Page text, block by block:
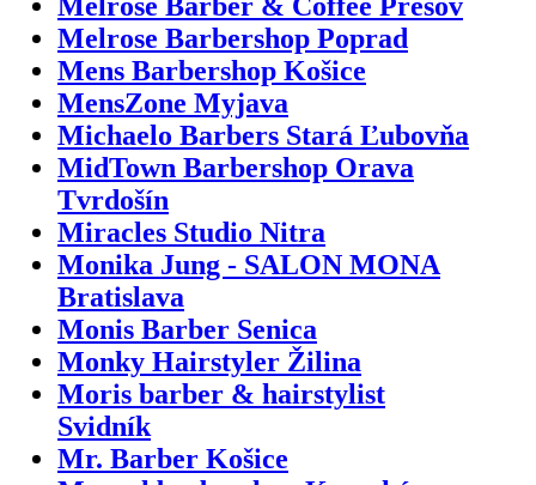
Melrose Barbershop Poprad
Mens Barbershop Košice
MensZone Myjava
Michaelo Barbers Stará Ľubovňa
MidTown Barbershop Orava
Tvrdošín
Miracles Studio Nitra
Monika Jung - SALON MONA
Bratislava
Monis Barber Senica
Monky Hairstyler Žilina
Moris barber & hairstylist
Svidník
Mr. Barber Košice